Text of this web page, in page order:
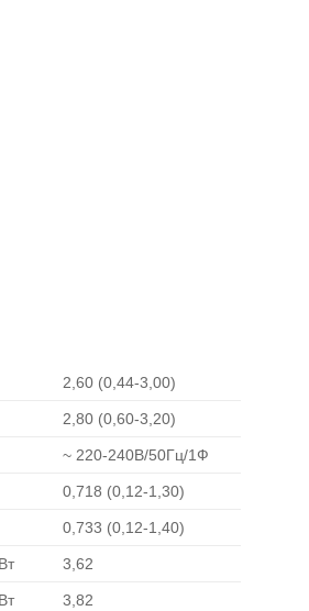
2,60 (0,44-3,00)
2,80 (0,60-3,20)
~ 220-240В/50Гц/1Ф
0,718 (0,12-1,30)
0,733 (0,12-1,40)
3,62
3,82